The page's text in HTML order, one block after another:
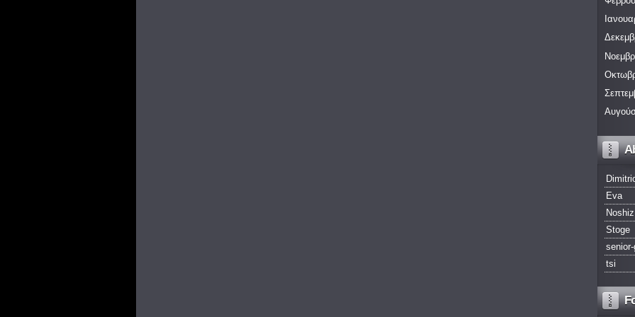
Eva
Noshiz
Stoge
tsi